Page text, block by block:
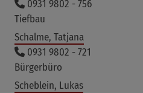
0931 9802 - 756
Tiefbau
Schalme, Tatjana
0931 9802 - 721
Bürgerbüro
Scheblein, Lukas